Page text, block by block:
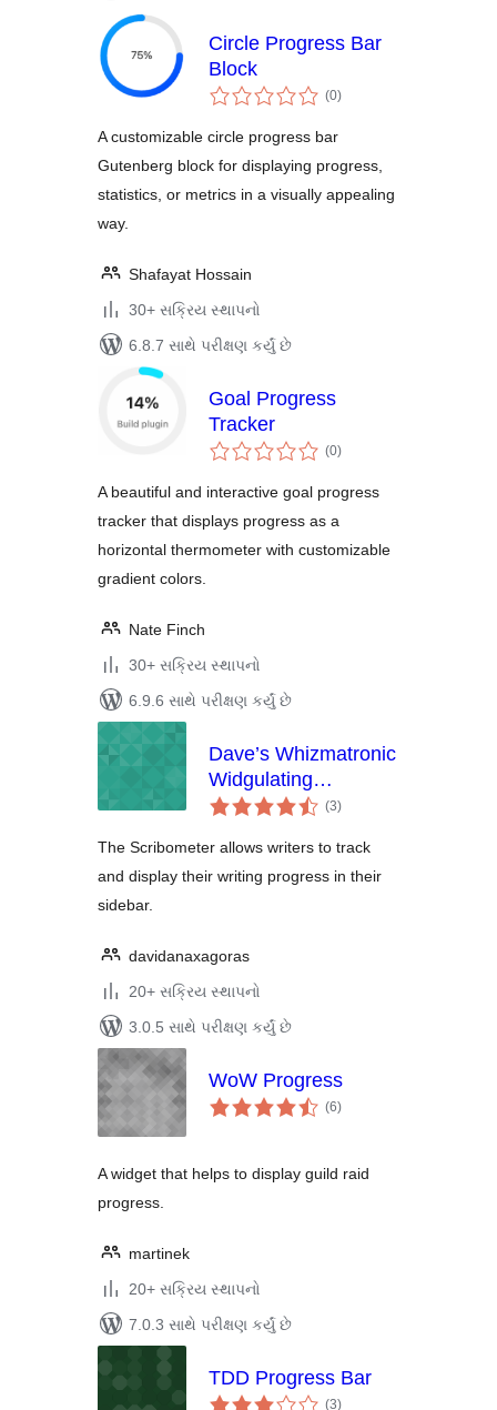
Circle Progress Bar
Block
(0કુલ
રેટિંગ્સ
)
A customizable circle progress bar
Gutenberg block for displaying progress,
statistics, or metrics in a visually appealing
way.
Shafayat Hossain
30+ સક્રિય સ્થાપનો
6.8.7 સાથે પરીક્ષણ કર્યું છે
Goal Progress
Tracker
(0કુલ
રેટિંગ્સ
)
A beautiful and interactive goal progress
tracker that displays progress as a
horizontal thermometer with customizable
gradient colors.
Nate Finch
30+ સક્રિય સ્થાપનો
6.9.6 સાથે પરીક્ષણ કર્યું છે
Dave’s Whizmatronic
Widgulating
Calibrational (3કુલ
રેટિંગ્સ
)
The Scribometer allows writers to track
and display their writing progress in their
sidebar.
davidanaxagoras
20+ સક્રિય સ્થાપનો
3.0.5 સાથે પરીક્ષણ કર્યું છે
WoW Progress
(6કુલ
રેટિંગ્સ
)
A widget that helps to display guild raid
progress.
martinek
20+ સક્રિય સ્થાપનો
7.0.3 સાથે પરીક્ષણ કર્યું છે
TDD Progress Bar
(3કુલ
)